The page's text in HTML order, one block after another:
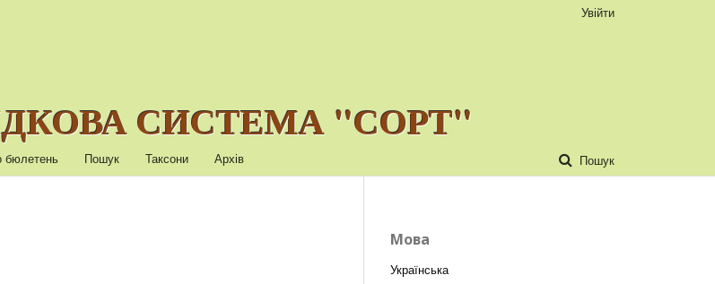
СИСТЕМА "СОРТ"
бюлетень Пошук Таксони Архів Пошук
Увійти
Мова
Українська